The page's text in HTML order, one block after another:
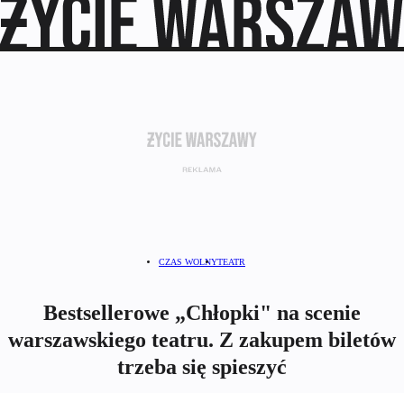
CZAS WOLNYTEATR
Bestsellerowe „Chłopki" na scenie
warszawskiego teatru. Z zakupem biletów
trzeba się spieszyć